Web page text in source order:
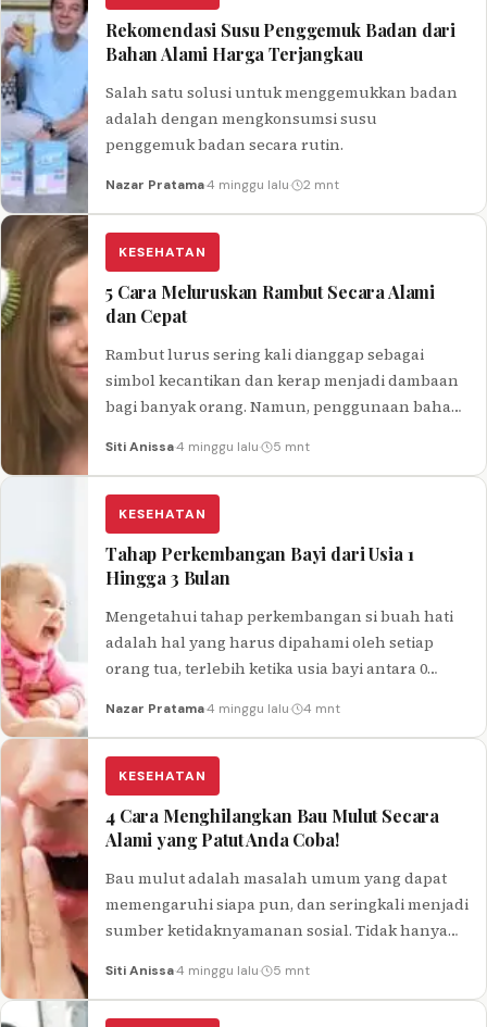
Rekomendasi Susu Penggemuk Badan dari
Bahan Alami Harga Terjangkau
Salah satu solusi untuk menggemukkan badan
adalah dengan mengkonsumsi susu
penggemuk badan secara rutin.
Nazar Pratama·4 minggu lalu· 2 mnt
KESEHATAN
5 Cara Meluruskan Rambut Secara Alami
dan Cepat
Rambut lurus sering kali dianggap sebagai
simbol kecantikan dan kerap menjadi dambaan
bagi banyak orang. Namun, penggunaan bahan
mendapatkan…
Siti Anissa·4 minggu lalu· 5 mnt
KESEHATAN
Tahap Perkembangan Bayi dari Usia 1
Hingga 3 Bulan
Mengetahui tahap perkembangan si buah hati
adalah hal yang harus dipahami oleh setiap
orang tua, terlebih ketika usia bayi antara 0
Nazar Pratama·4 minggu lalu· 4 mnt
KESEHATAN
4 Cara Menghilangkan Bau Mulut Secara
Alami yang Patut Anda Coba!
Bau mulut adalah masalah umum yang dapat
memengaruhi siapa pun, dan seringkali menjadi
sumber ketidaknyamanan sosial. Tidak hanya
Siti Anissa·4 minggu lalu· 5 mnt